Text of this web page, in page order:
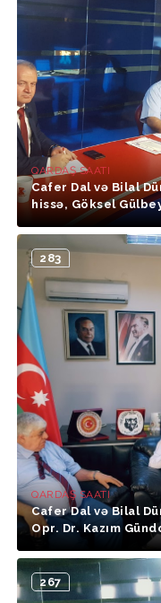
QARDAŞ SAATI
Cafer Dal və Bilal
hissə, Göksel
283
QARDAŞ SAATI
Cafer Dal və Bilal
Opr. Dr. Kazım
267